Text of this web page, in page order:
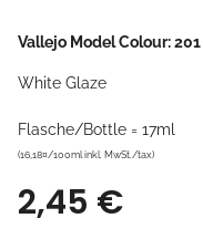
Vallejo Model Colour:
White Glaze
Flasche/Bottle = 17ml
(16,18¤/100ml inkl. MwSt./tax)
2,45 €